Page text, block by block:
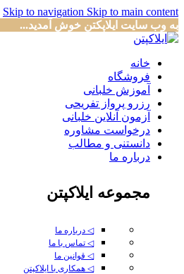
Skip to navigation Skip to main content
به وب سایت ایلاپکتن خوش آمدید...
خانه
فروشگاه
آموزش خلبانی
رزرو پرواز تفریحی
آزمون آنلاین خلبانی
درخواست مشاوره
دانستنی و مطالب
درباره ما
مجموعه ایلاکپتن
◁ درباره ما
◁ تماس با ما
◁ قوانین ما
◁ همکاری با ایلاکپتن